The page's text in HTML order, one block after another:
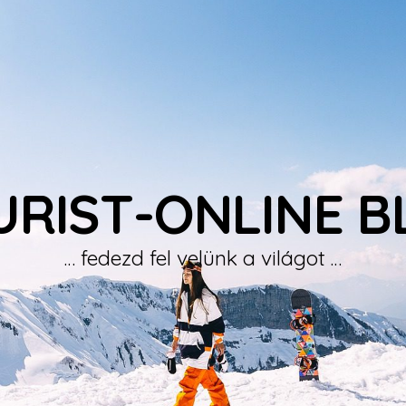
ONLINE
… fedezd fel velünk a világot …